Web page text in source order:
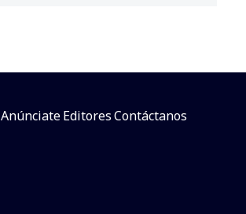
AnúnciateEditoresContáctanos